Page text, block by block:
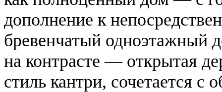
дополнение к
бревенчатый одноэтажный
на контрасте — открытая
стиль кантри, сочетается с